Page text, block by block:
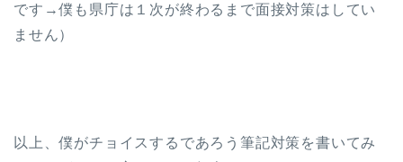
です→僕も県庁は１次が終わるまで面接対策はしてい
ません）
以上、僕がチョイスするであろう筆記対策を書いてみ